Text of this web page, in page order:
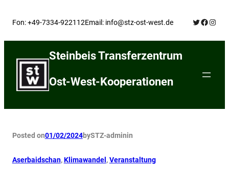
Fon: +49-7334-922112Email: info@stz-ost-west.de Twitter
Steinbeis Transferzentrum
Ost-West-Kooperationen
Posted on01/02/2024bySTZ-adminin
Aserbaidschan, Klimawandel , Veranstaltung